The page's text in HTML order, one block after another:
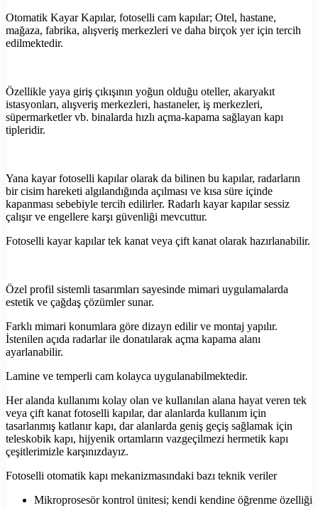
Otomatik Kayar Kapılar, fotoselli cam kapılar; Otel, hastane,
mağaza, fabrika, alışveriş merkezleri ve daha birçok yer için tercih
edilmektedir.
Özellikle yaya giriş çıkışının yoğun olduğu oteller, akaryakıt
istasyonları, alışveriş merkezleri, hastaneler, iş merkezleri,
süpermarketler vb. binalarda hızlı açma-kapama sağlayan kapı
tipleridir.
Yana kayar fotoselli kapılar olarak da bilinen bu kapılar, radarların
bir cisim hareketi algılandığında açılması ve kısa süre içinde
kapanması sebebiyle tercih edilirler. Radarlı kayar kapılar sessiz
çalışır ve engellere karşı güvenliği mevcuttur.
Fotoselli kayar kapılar tek kanat veya çift kanat olarak hazırlanabilir.
Özel profil sistemli tasarımları sayesinde mimari uygulamalarda
estetik ve çağdaş çözümler sunar.
Farklı mimari konumlara göre dizayn edilir ve montaj yapılır.
İstenilen açıda radarlar ile donatılarak açma kapama alanı
ayarlanabilir.
Lamine ve temperli cam kolayca uygulanabilmektedir.
Her alanda kullanımı kolay olan ve kullanılan alana hayat veren tek
veya çift kanat fotoselli kapılar, dar alanlarda kullanım için
tasarlanmış katlanır kapı, dar alanlarda geniş geçiş sağlamak için
teleskobik kapı, hijyenik ortamların vazgeçilmezi hermetik kapı
çeşitlerimizle karşınızdayız.
Fotoselli otomatik kapı mekanizmasındaki bazı teknik veriler
Mikroprosesör kontrol ünitesi; kendi kendine öğrenme özelliği